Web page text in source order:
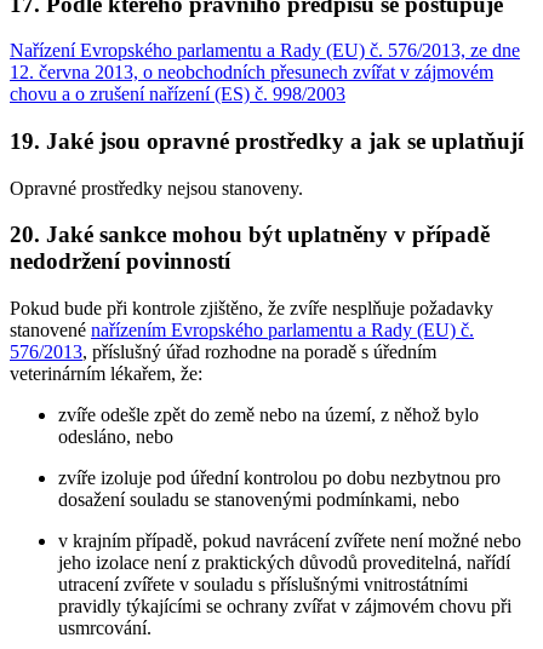
Nařízení Evropského parlamentu a Rady (EU) č. 576/2013, ze dne
12. června 2013, o neobchodních přesunech zvířat v zájmovém
chovu a o zrušení nařízení (ES) č. 998/2003
19. Jaké jsou opravné prostředky a jak se uplatňují
Opravné prostředky nejsou stanoveny.
20. Jaké sankce mohou být uplatněny v případě
nedodržení povinností
Pokud bude při kontrole zjištěno, že zvíře nesplňuje požadavky
stanovené nařízením Evropského parlamentu a Rady (EU) č.
576/2013, příslušný úřad rozhodne na poradě s úředním
veterinárním lékařem, že:
zvíře odešle zpět do země nebo na území, z něhož bylo
odesláno, nebo
zvíře izoluje pod úřední kontrolou po dobu nezbytnou pro
dosažení souladu se stanovenými podmínkami, nebo
v krajním případě, pokud navrácení zvířete není možné nebo
jeho izolace není z praktických důvodů proveditelná, nařídí
utracení zvířete v souladu s příslušnými vnitrostátními
pravidly týkajícími se ochrany zvířat v zájmovém chovu při
usmrcování.